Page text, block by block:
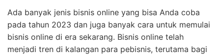
Ada banyak jenis bisnis online yang bisa Anda coba
pada tahun 2023 dan juga banyak cara untuk memulai
bisnis online di era sekarang. Bisnis online telah
menjadi tren di kalangan para pebisnis, terutama bagi